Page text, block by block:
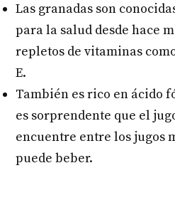
Las granadas son
para la salud desde hace
repletos de vitaminas
E.
También es rico en ácido
es sorprendente que el
encuentre entre los jugos
puede beber.